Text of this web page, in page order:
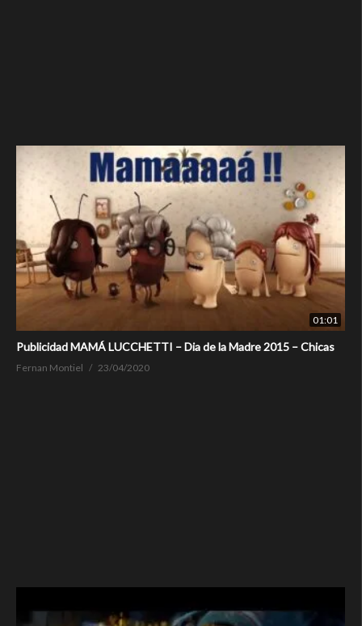
01:01
Publicidad MAMÁ LUCCHETTI – Dia de la Madre 2015 – Chicas
Fernan Montiel 23/04/2020